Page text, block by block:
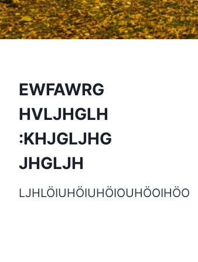
EWFAWRG
HVLJHGLH
:KHJGLJHG
JHGLJH
LJHLÖIUHÖIUHÖIOUHÖOIHÖO